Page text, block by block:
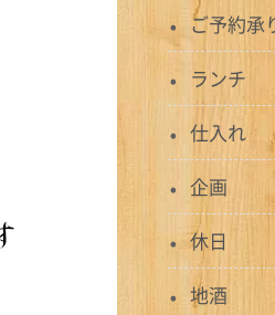
ご予約承
ランチ
仕入れ
企画
休日
地酒